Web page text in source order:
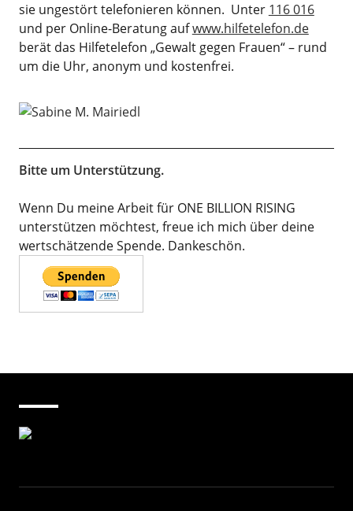
sie ungestört telefonieren können. Unter 116 016
und per Online-Beratung aufwww.hilfetelefon.de
berät das Hilfetelefon „Gewalt gegen Frauen“ – rund
um die Uhr, anonym und kostenfrei.
Bitte um Unterstützung.
Wenn Du meine Arbeit für ONE BILLION RISING
unterstützen möchtest, freue ich mich über deine
wertschätzende Spende. Dankeschön.